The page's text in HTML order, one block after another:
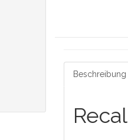
Beschreibung